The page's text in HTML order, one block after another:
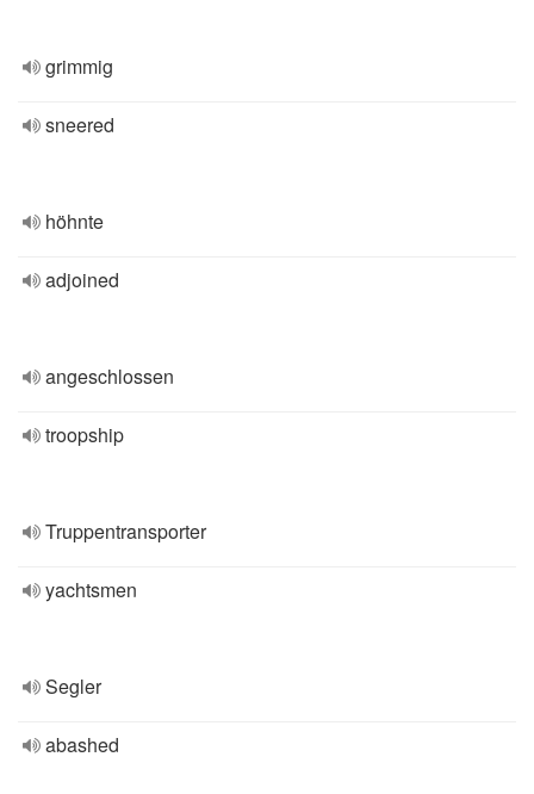
grimmig
sneered
höhnte
adjoined
angeschlossen
troopship
Truppentransporter
yachtsmen
Segler
abashed